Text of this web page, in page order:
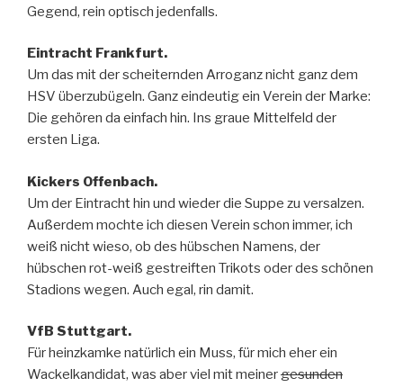
Gegend, rein optisch jedenfalls.
Eintracht Frankfurt.
Um das mit der scheiternden Arroganz nicht ganz dem
HSV überzubügeln. Ganz eindeutig ein Verein der Marke:
Die gehören da einfach hin. Ins graue Mittelfeld der
ersten Liga.
Kickers Offenbach.
Um der Eintracht hin und wieder die Suppe zu versalzen.
Außerdem mochte ich diesen Verein schon immer, ich
weiß nicht wieso, ob des hübschen Namens, der
hübschen rot-weiß gestreiften Trikots oder des schönen
Stadions wegen. Auch egal, rin damit.
VfB Stuttgart.
Für heinzkamke natürlich ein Muss, für mich eher ein
Wackelkandidat, was aber viel mit meinergesunden